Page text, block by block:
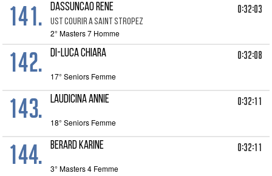
141. DASSUNCAO RENE
UST COURIR A SAINT STROPEZ
0:32:03
2° Masters 7 Homme
142. DI-LUCA CHIARA 0:32:08
17° Seniors Femme
143. LAUDICINA ANNIE 0:32:11
18° Seniors Femme
144. BERARD KARINE 0:32:11
3° Masters 4 Femme